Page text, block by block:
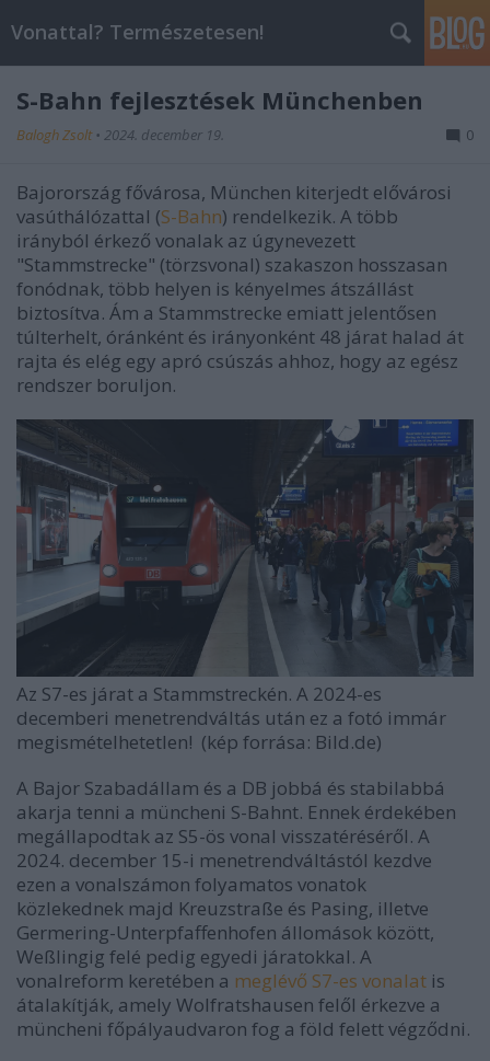
Vonattal? Természetesen!
S-Bahn fejlesztések Münchenben
Balogh Zsolt • 2024. december 19. 0
Bajorország fővárosa, München kiterjedt elővárosi
vasúthálózattal (S-Bahn) rendelkezik. A több
irányból érkező vonalak az úgynevezett
"Stammstrecke" (törzsvonal) szakaszon hosszasan
fonódnak, több helyen is kényelmes átszállást
biztosítva. Ám a Stammstrecke emiatt jelentősen
túlterhelt, óránként és irányonként 48 járat halad át
rajta és elég egy apró csúszás ahhoz, hogy az egész
rendszer boruljon.
Az S7-es járat a Stammstreckén. A 2024-es
decemberi menetrendváltás után ez a fotó immár
megismételhetetlen! (kép forrása: Bild.de)
A Bajor Szabadállam és a DB jobbá és stabilabbá
akarja tenni a müncheni S-Bahnt. Ennek érdekében
megállapodtak az S5-ös vonal visszatéréséről. A
2024. december 15-i menetrendváltástól kezdve
ezen a vonalszámon folyamatos vonatok
közlekednek majd Kreuzstraße és Pasing, illetve
Germering-Unterpfaffenhofen állomások között,
Weßlingig felé pedig egyedi járatokkal. A
vonalreform keretében a meglévő S7-es vonalat is
átalakítják, amely Wolfratshausen felől érkezve a
müncheni főpályaudvaron fog a föld felett végződni.